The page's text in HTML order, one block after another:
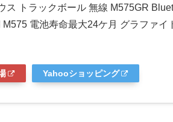
ス トラックボール 無線 M575GR
電池寿命最大24ケ月 グラファイ
Yahooショッピング